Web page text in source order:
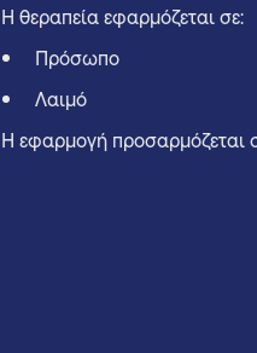
Η θεραπεία εφαρμόζεται σε:
Πρόσωπο
Λαιμό
Η εφαρμογή προσαρμόζεται